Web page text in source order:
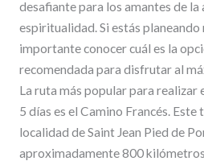
desafiante para los amantes de la
espiritualidad. Si estás planeando
importante conocer cuál es la
recomendada para disfrutar al
La ruta más popular para realizar
5 días es el Camino Francés. Este
localidad de Saint Jean Pied de
aproximadamente 800